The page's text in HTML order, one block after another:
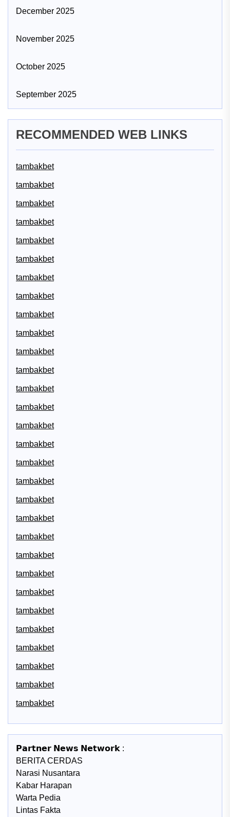
December 2025
November 2025
October 2025
September 2025
RECOMMENDED WEB LINKS
tambakbet
tambakbet
tambakbet
tambakbet
tambakbet
tambakbet
tambakbet
tambakbet
tambakbet
tambakbet
tambakbet
tambakbet
tambakbet
tambakbet
tambakbet
tambakbet
tambakbet
tambakbet
tambakbet
tambakbet
tambakbet
tambakbet
tambakbet
tambakbet
tambakbet
tambakbet
tambakbet
tambakbet
tambakbet
tambakbet
𝗣𝗮𝗿𝘁𝗻𝗲𝗿 𝗡𝗲𝘄𝘀 𝗡𝗲𝘁𝘄𝗼𝗿𝗸 :
BERITA CERDAS
Narasi Nusantara
Kabar Harapan
Warta Pedia
Lintas Fakta